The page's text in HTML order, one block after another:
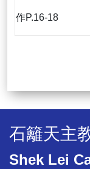
作P.16-18
石籬天主
Shek Lei